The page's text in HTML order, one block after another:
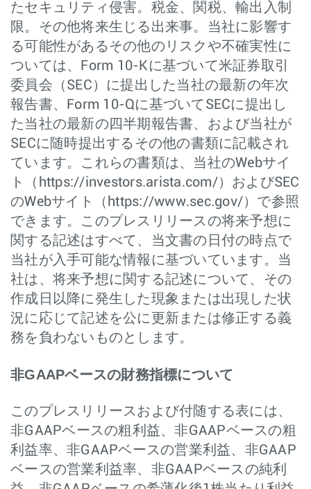
たセキュリティ侵害。税金、関税、輸出入制
限。その他将来生じる出来事。当社に影響す
る可能性があるその他のリスクや不確実性に
ついては、Form 10-Kに基づいて米証券取引
委員会（SEC）に提出した当社の最新の年次
報告書、Form 10-Qに基づいてSECに提出し
た当社の最新の四半期報告書、および当社が
SECに随時提出するその他の書類に記載され
ています。これらの書類は、当社のWebサイ
ト（https://investors.arista.com/）およびSEC
のWebサイト（https://www.sec.gov/）で参照
できます。このプレスリリースの将来予想に
関する記述はすべて、当文書の日付の時点で
当社が入手可能な情報に基づいています。当
社は、将来予想に関する記述について、その
作成日以降に発生した現象または出現した状
況に応じて記述を公に更新または修正する義
務を負わないものとします。
非GAAPベースの財務指標について
このプレスリリースおよび付随する表には、
非GAAPベースの粗利益、非GAAPベースの粗
利益率、非GAAPベースの営業利益、非GAAP
ベースの営業利益率、非GAAPベースの純利